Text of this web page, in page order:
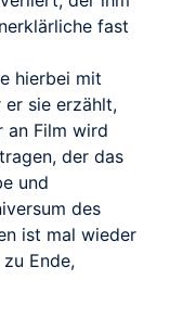
fast
hierbei mit
sie erzählt,
an Film wird
der das
und
des
ist mal wieder
Ende,